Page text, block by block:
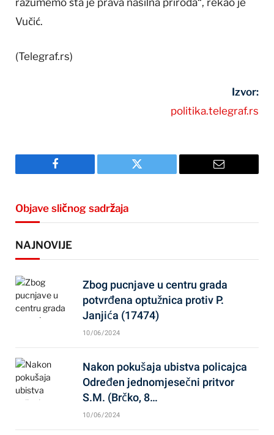
razumemo šta je prava nasilna priroda“, rekao je
Vučić.
(Telegraf.rs)
Izvor:
politika.telegraf.rs
Facebook Twitter Email
Objave sličnog sadržaja
NAJNOVIJE
Zbog pucnjave u centru grada
potvrđena optužnica protiv P.
Janjića (17474)
10/06/2024
Nakon pokušaja ubistva policajca
Određen jednomjesečni pritvor
S.M. (Brčko, 8…
10/06/2024